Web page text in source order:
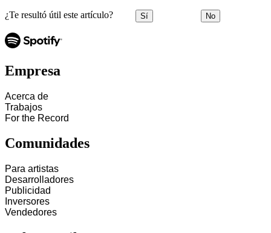
¿Te resultó útil este artículo? Sí No
Empresa
Acerca de
Trabajos
For the Record
Comunidades
Para artistas
Desarrolladores
Publicidad
Inversores
Vendedores